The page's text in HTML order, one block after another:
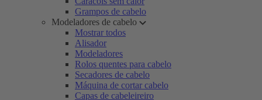
Grampos de cabelo
Modeladores de cabelo
Mostrar todos
Alisador
Modeladores
Rolos quentes para cabelo
Secadores de cabelo
Máquina de cortar cabelo
Capas de cabeleireiro